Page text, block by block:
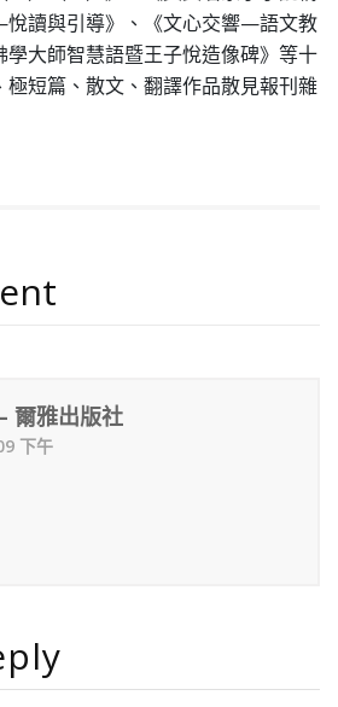
讀與引導》、《文心交響—語文教
大師智慧語暨王子悅造像碑》等十
極短篇、散文、翻譯作品散見報刊雜
爾雅出版社
下午